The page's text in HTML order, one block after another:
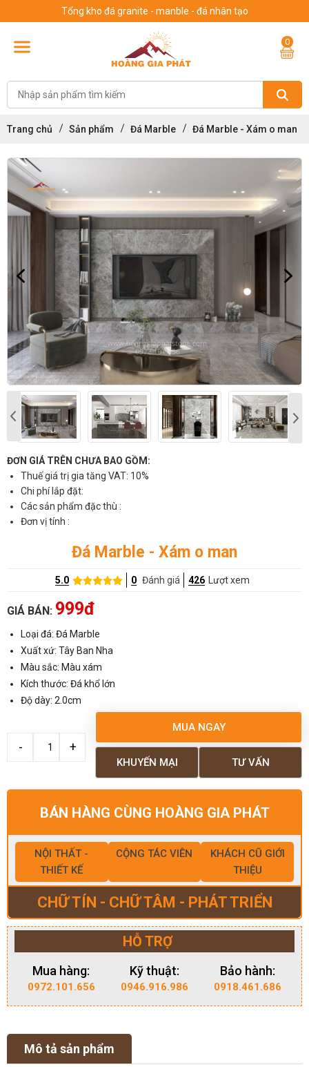
Tổng kho đá granite - manble - đá nhân tạo
0
Trang chủ Sản phẩm Đá Marble Đá Marble - Xám o man
ĐƠN GIÁ TRÊN CHƯA BAO GỒM:
Thuế giá trị gia tăng VAT: 10%
Chi phí lắp đặt:
Các sản phẩm đặc thù :
Đơn vị tính :
Đá Marble - Xám o man
5.0 0 Đánh giá 426 Lượt xem
GIÁ BÁN: 999đ
Loại đá: Đá Marble
Xuất xứ: Tây Ban Nha
Màu sắc: Màu xám
Kích thước: Đá khổ lớn
Độ dày: 2.0cm
MUA NGAY
TƯ VẤN
KHUYẾN MẠI
BÁN HÀNG CÙNG HOÀNG GIA PHÁT
NỘI THẤT -
THIẾT KẾ
CỘNG TÁC VIÊN
KHÁCH CŨ GIỚI
THIỆU
CHỮ TÍN - CHỮ TÂM - PHÁT TRIỂN
HỖ TRỢ
Mua hàng:
0972.101.656
Kỹ thuật:
0946.916.986
Bảo hành:
0918.461.686
Mô tả sản phẩm